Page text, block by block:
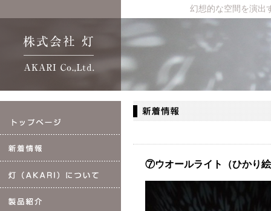
幻想的な空間を演出
⑦ウオールライト（ひかり